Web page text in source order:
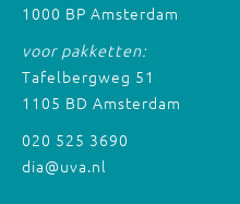
1000 BP Amsterdam
voor pakketten:
Tafelbergweg 51
1105 BD Amsterdam
020 525 3690
dia@uva.nl